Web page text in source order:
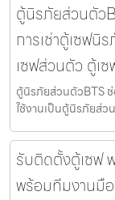
ตู้นิรภัยส่วนตัว
การเช่าตู้เซฟนิ
เซฟส่วนตัว ตู้เ
ตู้นิรภัยส่วนตัวBTS ช่
ใช้งานเป็นตู้นิรภัยส่ว
รับติดตั้งตู้เซฟ
พร้อมทีมงานมื